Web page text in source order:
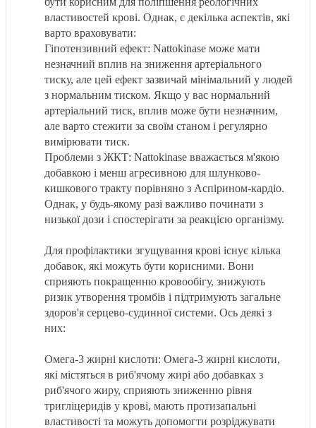
властивостей крові. Однак, є декілька аспектів, які
варто враховувати:
Гіпотензивний ефект: Nattokinase може мати
незначний вплив на зниження артеріального
тиску, але цей ефект зазвичай мінімальний у людей
з нормальним тиском. Якщо у вас нормальний
артеріальний тиск, вплив може бути незначним,
але варто стежити за своїм станом і регулярно
вимірювати тиск.
Проблеми з ЖКТ: Nattokinase вважається м'якою
добавкою і менш агресивною для шлунково-
кишкового тракту порівняно з Аспірином-кардіо.
Однак, у будь-якому разі важливо починати з
низької дози і спостерігати за реакцією організму.
Для профілактики згущування крові існує кілька
добавок, які можуть бути корисними. Вони
сприяють покращенню кровообігу, знижують
ризик утворення тромбів і підтримують загальне
здоров'я серцево-судинної системи. Ось деякі з
них:
Омега-3 жирні кислоти: Омега-3 жирні кислоти,
які містяться в риб'ячому жирі або добавках з
риб'ячого жиру, сприяють зниженню рівня
тригліцеридів у крові, мають протизапальні
властивості та можуть допомогти розріджувати